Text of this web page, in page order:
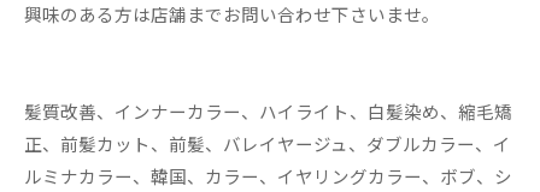
興味のある方は店舗までお問い合わせ下さいませ。
髪質改善、インナーカラー、ハイライト、白髪染め、縮毛矯
正、前髪カット、前髪、バレイヤージュ、ダブルカラー、イ
ルミナカラー、韓国、カラー、イヤリングカラー、ボブ、シ